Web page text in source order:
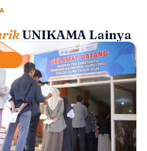
UNIKAMA Lainya